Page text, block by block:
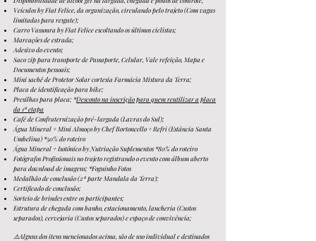
Veículos by Fiat Felice, da organização, circulando pelo trajeto (Com vagas
limitadas para resgate);
Carro Vassoura by Fiat Felice escoltando os últimos ciclistas;
Marcações de estrada;
Adesivo do evento;
Saco zip para transporte de Passaporte, Celular, Vale refeição, Mapa e
Documentos pessoais;
Mini sachê de Protetor Solar cortesia Farmácia Mistura da Terra;
Placa de identificação para bike;
Presilhas para placa; *Desconto na inscrição para quem reutilizar a placa
da 1ª etapa
Café de Confraternização pré-largada (Lavras do Sul);
Água Mineral + Mini Almoço by Chef Bortoncello + Refri (Estância Santa
Umbelina) *50% do roteiro
Água Mineral + Isotônico by Nutriação Suplementos *80% do roteiro
Fotógrafos Profissionais no trajeto registrando o evento com álbum aberto
para download de imagens; *Foguinho Fotos
Medalhão de conclusão (2ª parte Mandala da Terra);
Certificado de conclusão;
Sorteio debrindes entre os participantes;
Estrutura de chegada com banho, estacionamento, lancheria (Custos
separados), cervejaria (Custos separados) e espaço de convivência;
⚠️Alguns dos itens mencionados acima, são de uso individuale destinados